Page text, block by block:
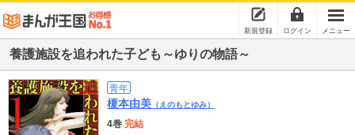
新規登録 ログイン メニュー
養護施設を追われた子ども～ゆりの物語～
青年
榎本由美 （えのもとゆみ）
4巻 完結